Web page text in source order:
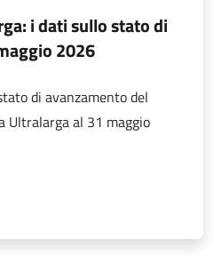
i dati sullo stato di
2026
di avanzamento del
Ultralarga al 31 maggio